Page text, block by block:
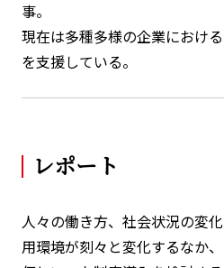
事。
現在は多種多様の企業におけ
を支援している。
レポート
人々の働き方、社会状況の変
用環境が刻々と変化するなか